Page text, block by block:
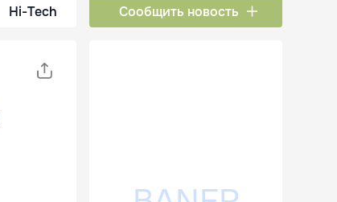
Hi-Tech Сообщить новость